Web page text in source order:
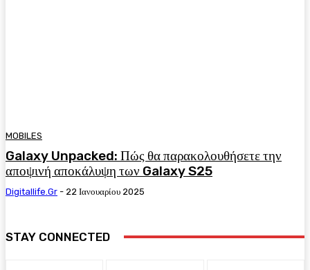
MOBILES
Galaxy Unpacked: Πώς θα παρακολουθήσετε την
αποψινή αποκάλυψη των Galaxy S25
Digitallife.gr - 22 Ιανουαρίου 2025
STAY CONNECTED